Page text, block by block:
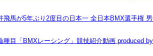
飛馬が5年ぶり2度目の日本一 全日本BMX選手権
種目「BMXレーシング」競技紹介動画 produced